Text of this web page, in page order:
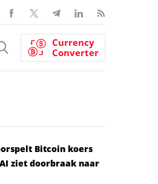
Currency
Converter
Bitcoin koers
ziet doorbraak naar